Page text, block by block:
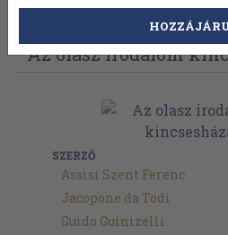
Vissza az előző oldalra
Az olasz irodalom
SZERZŐ
Assisi Szent Ferenc
Jacopone da Todi
Guido Guinizelli